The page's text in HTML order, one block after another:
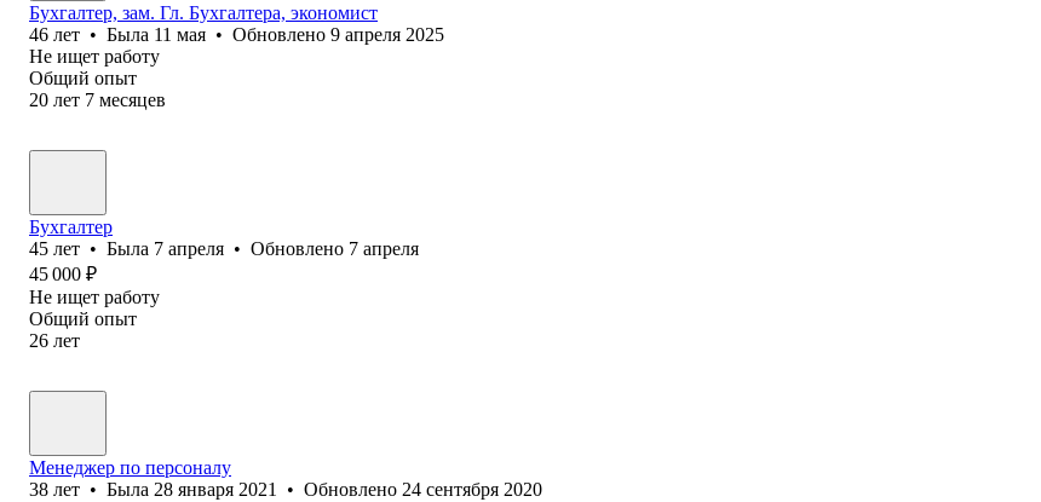
Бухгалтер, зам. Гл. Бухгалтера, экономист
46 лет • Была 11 мая • Обновлено 9 апреля 2025
Не ищет работу
Общий опыт
20 лет 7 месяцев
Бухгалтер
45 лет • Была 7 апреля • Обновлено 7 апреля
45 000 ₽
Не ищет работу
Общий опыт
26 лет
Менеджер по персоналу
38 лет • Была 28 января 2021 • Обновлено 24 сентября 2020